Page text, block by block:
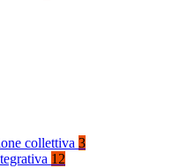
collettiva 3
12